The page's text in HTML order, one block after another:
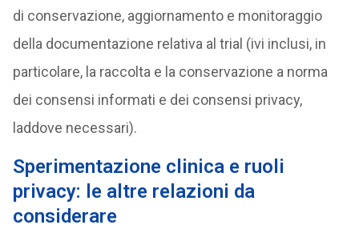
di conservazione, aggiornamento e monitoraggio
della documentazione relativa al trial (ivi inclusi, in
particolare, la raccolta e la conservazione a norma
dei consensi informati e dei consensi privacy,
laddove necessari).
Sperimentazione clinica e ruoli
privacy: le altre relazioni da
considerare